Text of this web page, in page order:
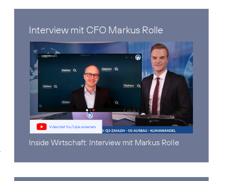
Interview mit CFO Markus Rolle
Inside Wirtschaft: Interview mit Markus Rolle